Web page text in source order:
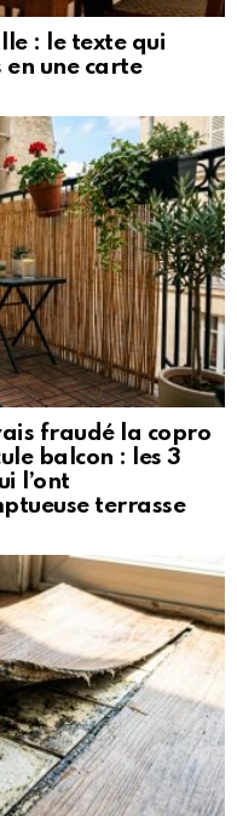
: le texte qui
une carte
fraudé la copro
balcon : les 3
l’ont
terrasse